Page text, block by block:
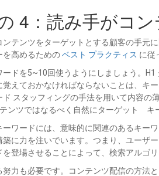
4：読み手がコ
テンツをターゲットとする顧客の手元
を高めるためのベスト プラクティス に従
ドを5~10回使うようにしましょう。
えておかなければならないことは、
スタッフィングの手法を用いて内容
ンツではなるべく自然にターゲット キ
ワードには、意味的に関連のあるキ
に力を注いでいます。つまり、ユーザ
登場させることによって、検索アルゴ
力も必要です。コンテンツ配信の方